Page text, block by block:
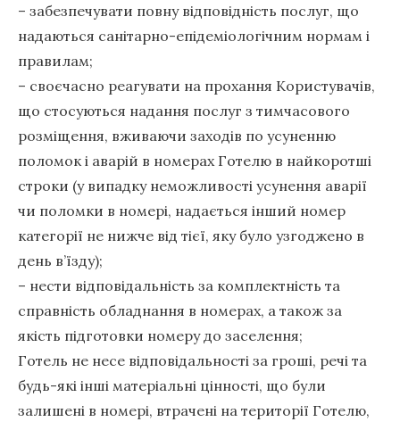
– забезпечувати повну відповідність послуг, що
надаються санітарно-епідеміологічним нормам і
правилам;
– своєчасно реагувати на прохання Користувачів,
що стосуються надання послуг з тимчасового
розміщення, вживаючи заходів по усуненню
поломок і аварій в номерах Готелю в найкоротші
строки (у випадку неможливості усунення аварії
чи поломки в номері, надається інший номер
категорії не нижче від тієї, яку було узгоджено в
день в’їзду);
– нести відповідальність за комплектність та
справність обладнання в номерах, а також за
якість підготовки номеру до заселення;
Готель не несе відповідальності за гроші, речі та
будь-які інші матеріальні цінності, що були
залишені в номері, втрачені на території Готелю,